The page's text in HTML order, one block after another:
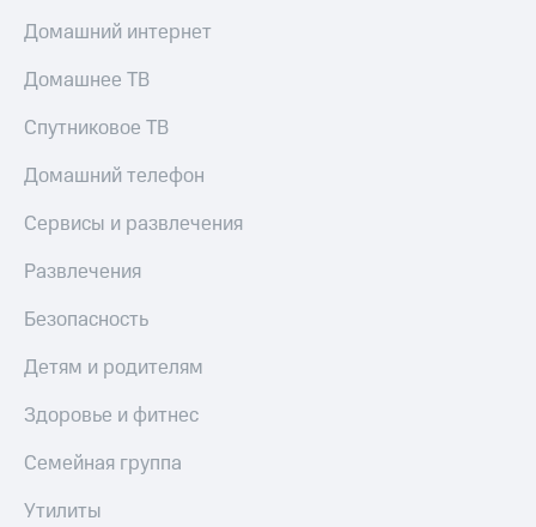
Покупка
онлайн
Скидка 30%
на связь
С картой
Деньги
МТС
деньги
доход 15%
Платежи
и
Тарифы
RED,
РИИЛ
и МТС Супер
при оплате
МТС Деньги
Обзоры
до 40%
покупке
МТС
Домашний интернет
Домашнее ТВ
Спутниковое ТВ
Домашний телефон
Сервисы и развлечения
Развлечения
Безопасность
Детям и родителям
Здоровье и фитнес
Семейная группа
Утилиты